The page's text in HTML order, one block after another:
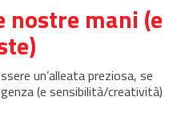
mani (e
un’alleata preziosa, se
(e sensibilità/creatività)